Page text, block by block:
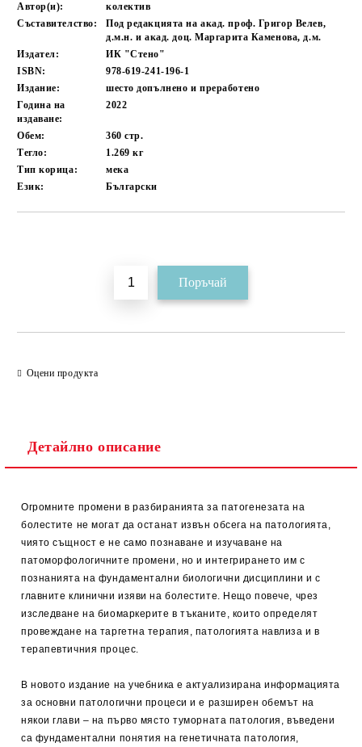
Автор(и):
колектив
Съставителство:
Под редакцията на акад. проф. Григор Велев,
д.м.н. и акад. доц. Маргарита Каменова, д.м.
Издател:
ИК "Стено"
ISBN:
978-619-241-196-1
Издание:
шесто допълнено и преработено
Година на
издаване:
2022
Обем: 360стр.
Тегло:
1.269кг
Тип корица:
мека
Език:
Български
Оцени продукта
Детайлно описание
Огромните промени в разбиранията за патогенезата на
болестите не могат да останат извън обсега на патологията,
чиято същност е не само познаване и изучаване на
патоморфологичните промени, но и интегрирането им с
познанията на фундаментални биологични дисциплини и с
главните клинични изяви на болестите. Нещо повече, чрез
изследване на биомаркерите в тъканите, които определят
провеждане на таргетна терапия, патологията навлиза и в
терапевтичния процес.
В новото издание на учебника е актуализирана информацията
за основни патологични процеси и е разширен обемът на
някои глави – на първо място туморната патология, въведени
са фундаментални понятия на генетичната патология,